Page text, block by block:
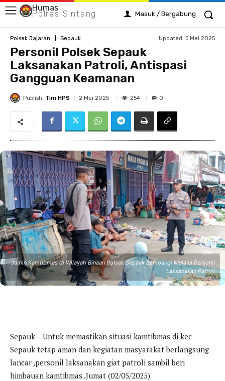
Humas
Polres Sintang Masuk / Bergabung
Polsek Jajaran Sepauk Updated: 5 Mei 2025
Personil Polsek Sepauk
Laksanakan Patroli, Antispasi
Gangguan Keamanan
Publish Tim HPS 2 Mei 2025 254 0
Jamin Kamtibmas di Wilayah Binaan Polsek Sepauk Sambangi Melalui Personil
Laksanakan Patroli
Sepauk – Untuk memastikan situasi kamtibmas di kec
Sepauk tetap aman dan kegiatan masyarakat berlangsung
lancar ,personil laksanakan giat patroli sambil beri
himbauan kamtibmas .Jumat (02/05/2025)